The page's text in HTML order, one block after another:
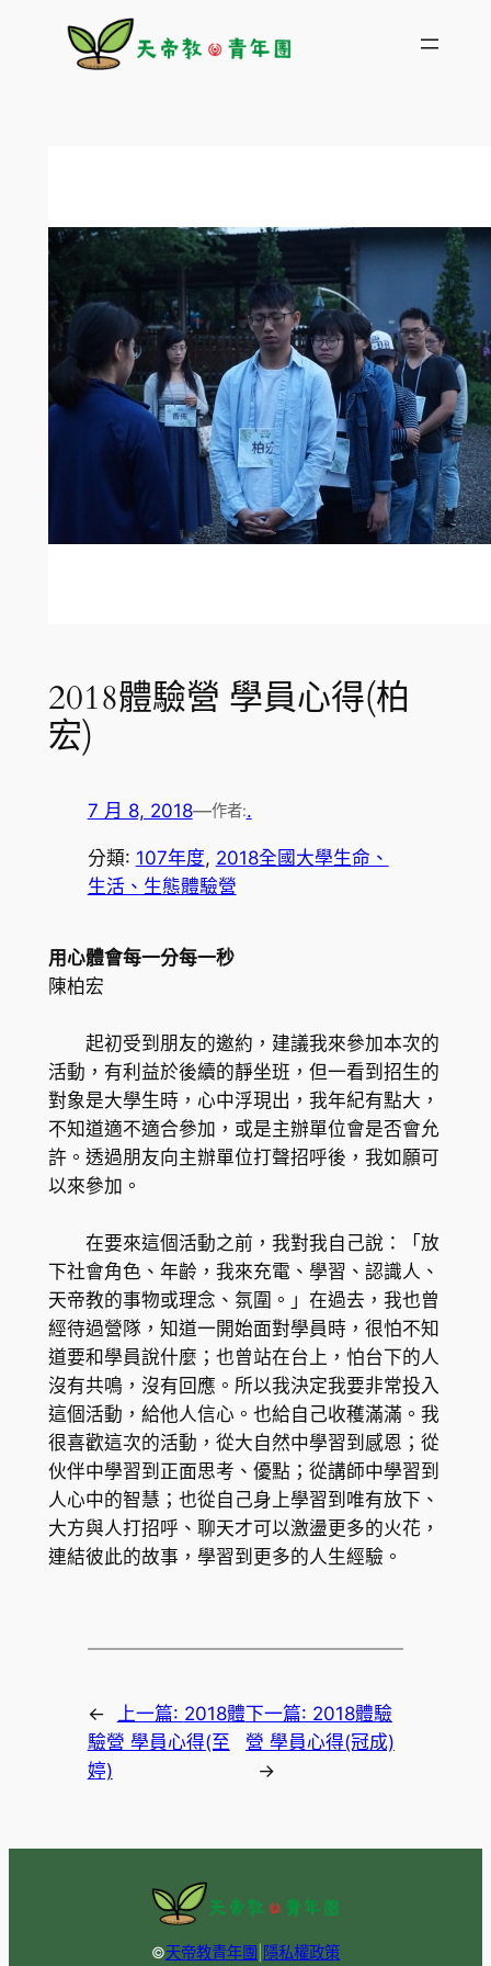
2018體驗營 學員心得(柏
宏)
7 月 8, 2018—作者:.
分類: 107年度, 2018全國大學生命、
生活、生態體驗營
用心體會每一分每一秒
陳柏宏
起初受到朋友的邀約，建議我來參加本次的
活動，有利益於後續的靜坐班，但一看到招生的
對象是大學生時，心中浮現出，我年紀有點大，
不知道適不適合參加，或是主辦單位會是否會允
許。透過朋友向主辦單位打聲招呼後，我如願可
以來參加。
在要來這個活動之前，我對我自己說：「放
下社會角色、年齡，我來充電、學習、認識人、
天帝教的事物或理念、氛圍。」在過去，我也曾
經待過營隊，知道一開始面對學員時，很怕不知
道要和學員說什麼；也曾站在台上，怕台下的人
沒有共鳴，沒有回應。所以我決定我要非常投入
這個活動，給他人信心。也給自己收穫滿滿。我
很喜歡這次的活動，從大自然中學習到感恩；從
伙伴中學習到正面思考、優點；從講師中學習到
人心中的智慧；也從自己身上學習到唯有放下、
大方與人打招呼、聊天才可以激盪更多的火花，
連結彼此的故事，學習到更多的人生經驗。
← 上一篇: 2018體
驗營 學員心得(至
婷)
下一篇: 2018體驗
營 學員心得(冠成)
→
©天帝教青年團 隱私權政策